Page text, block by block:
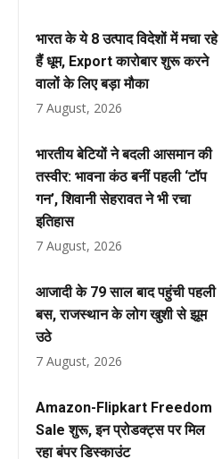
भारत के ये 8 उत्पाद विदेशों में मचा रहे
हैं धूम, Export कारोबार शुरू करने
वालों के लिए बड़ा मौका
7 August, 2026
भारतीय बेटियों ने बदली आसमान की
तस्वीर: भावना कंठ बनीं पहली ‘टॉप
गन’, शिवानी सेहरावत ने भी रचा
इतिहास
7 August, 2026
आजादी के 79 साल बाद पहुंची पहली
बस, राजस्थान के लोग खुशी से झूम
उठे
7 August, 2026
Amazon-Flipkart Freedom
Sale शुरू, इन प्रोडक्ट्स पर मिल
रहा बंपर डिस्काउंट